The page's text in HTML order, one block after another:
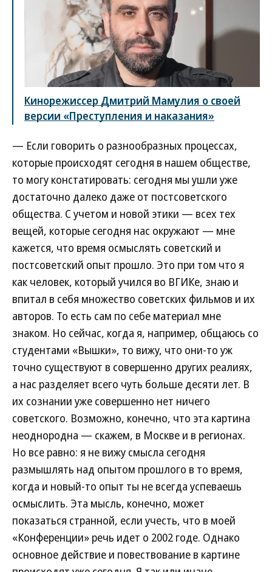
Кинорежиссер Дмитрий Мамулия о своей
версии «Преступления и наказания»
— Если говорить о разнообразных процессах,
которые происходят сегодня в нашем обществе,
то могу констатировать: сегодня мы ушли уже
достаточно далеко даже от постсоветского
общества. С учетом и новой этики — всех тех
вещей, которые сегодня нас окружают — мне
кажется, что время осмыслять советский и
постсоветский опыт прошло. Это при том что я
как человек, который учился во ВГИКе, знаю и
впитал в себя множество советских фильмов и их
авторов. То есть сам по себе материал мне
знаком. Но сейчас, когда я, например, общаюсь со
студентами «Вышки», то вижу, что они-то уж
точно существуют в совершенно других реалиях,
а нас разделяет всего чуть больше десяти лет. В
их сознании уже совершенно нет ничего
советского. Возможно, конечно, что эта картина
неоднородна — скажем, в Москве и в регионах.
Но все равно: я не вижу смысла сегодня
размышлять над опытом прошлого в то время,
когда и новый-то опыт ты не всегда успеваешь
осмыслить. Эта мысль, конечно, может
показаться странной, если учесть, что в моей
«Конференции» речь идет о 2002 годе. Однако
основное действие и повествование в картине